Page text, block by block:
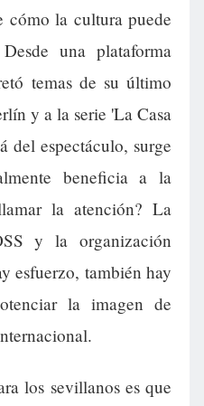
cómo la cultura puede
una plataforma
temas de su último
y a la serie 'La Casa
del espectáculo, surge
beneficia a la
la atención? La
y la organización
esfuerzo, también hay
la imagen de
los sevillanos es que